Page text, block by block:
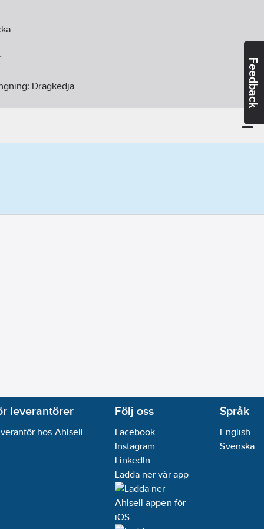
Feedback
Dragkedja
leverantörer
hos Ahlsell
Följ oss
Facebook
Instagram
LinkedIn
Ladda ner vår app
Språk
English
Svenska